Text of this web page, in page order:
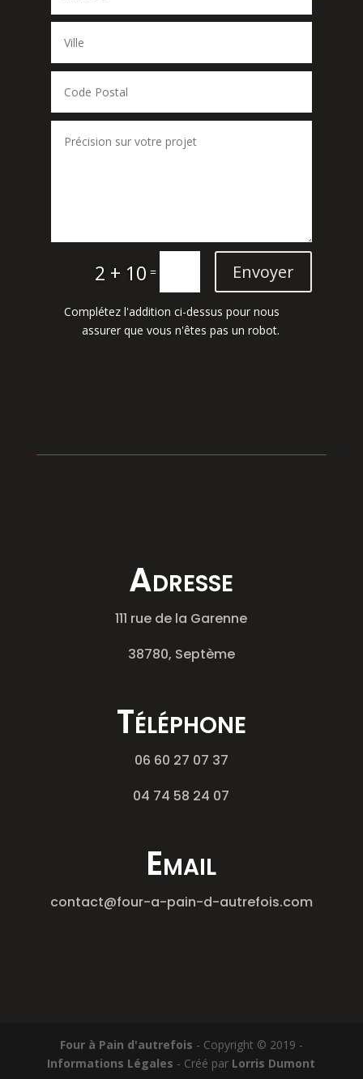
2 + 10 = Envoyer
Complétez l'addition ci-dessus pour nous
assurer que vous n'êtes pas un robot.
Adresse
111 rue de la Garenne
38780, Septème
Téléphone
06 60 27 07 37
04 74 58 24 07
Email
contact@four-a-pain-d-autrefois.com
Four à Pain d'autrefois - Copyright © 2019 -
Informations Légales - Créé par Lorris Dumont